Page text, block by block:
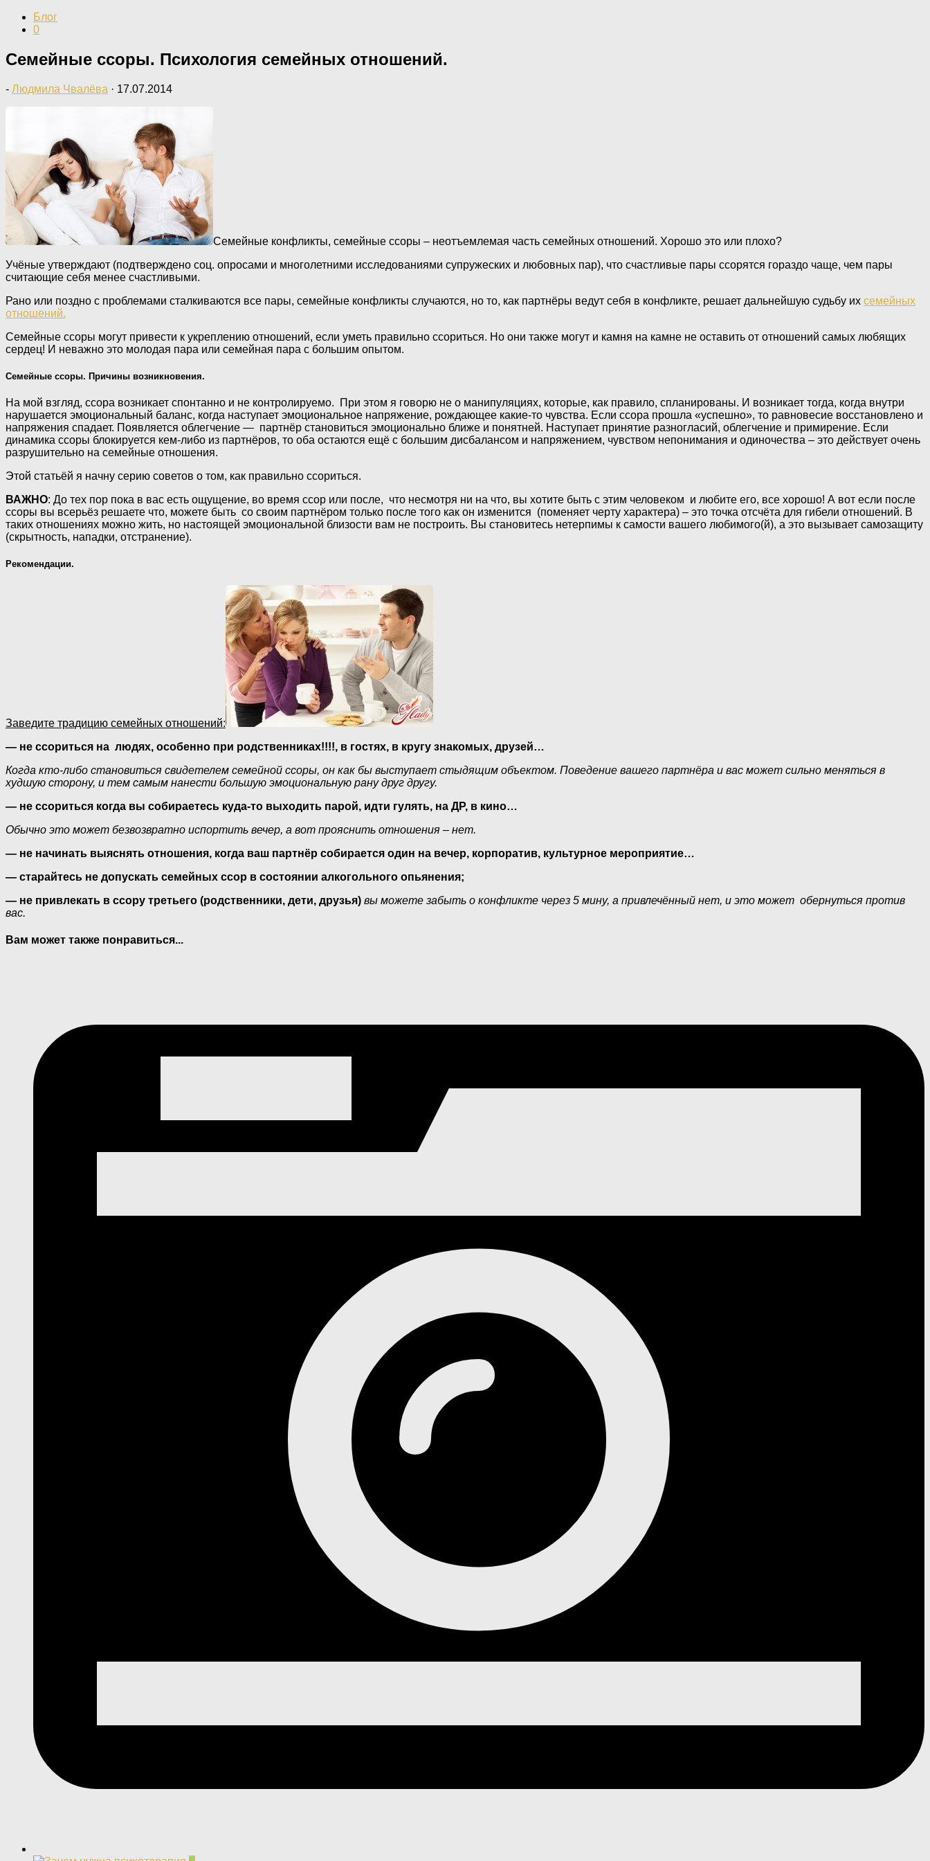
Блог
0
Семейные ссоры. Психология семейных отношений.
- Людмила Чвалёва · 17.07.2014
Семейные конфликты, семейные ссоры – неотъемлемая часть семейных отношений. Хорошо это или плохо?
Учёные утверждают (подтверждено соц. опросами и многолетними исследованиями супружеских и любовных пар), что счастливые пары ссорятся гораздо чаще, чем пары
считающие себя менее счастливыми.
Рано или поздно с проблемами сталкиваются все пары, семейные конфликты случаются, но то, как партнёры ведут себя в конфликте, решает дальнейшую судьбу их семейных
отношений.
Семейные ссоры могут привести к укреплению отношений, если уметь правильно ссориться. Но они также могут и камня на камне не оставить от отношений самых любящих
сердец! И неважно это молодая пара или семейная пара с большим опытом.
Семейные ссоры. Причины возникновения.
На мой взгляд, ссора возникает спонтанно и не контролируемо. При этом я говорю не о манипуляциях, которые, как правило, спланированы. И возникает тогда, когда внутри
нарушается эмоциональный баланс, когда наступает эмоциональное напряжение, рождающее какие-то чувства. Если ссора прошла «успешно», то равновесие восстановлено и
напряжения спадает. Появляется облегчение — партнёр становиться эмоционально ближе и понятней. Наступает принятие разногласий, облегчение и примирение. Если
динамика ссоры блокируется кем-либо из партнёров, то оба остаются ещё с большим дисбалансом и напряжением, чувством непонимания и одиночества – это действует очень
разрушительно на семейные отношения.
Этой статьёй я начну серию советов о том, как правильно ссориться.
ВАЖНО: До тех пор пока в вас есть ощущение, во время ссор или после, что несмотря ни на что, вы хотите быть с этим человеком и любите его, все хорошо! А вот если после
ссоры вы всерьёз решаете что, можете быть со своим партнёром только после того как он изменится (поменяет черту характера) – это точка отсчёта для гибели отношений. В
таких отношениях можно жить, но настоящей эмоциональной близости вам не построить. Вы становитесь нетерпимы к самости вашего любимого(й), а это вызывает самозащиту
(скрытность, нападки, отстранение).
Рекомендации.
Заведите традицию семейных отношений:
— не ссориться на людях, особенно при родственниках!!!!, в гостях, в кругу знакомых, друзей…
Когда кто-либо становиться свидетелем семейной ссоры, он как бы выступает стыдящим объектом. Поведение вашего партнёра и вас может сильно меняться в
худшую сторону, и тем самым нанести большую эмоциональную рану друг другу.
— не ссориться когда вы собираетесь куда-то выходить парой, идти гулять, на ДР, в кино…
Обычно это может безвозвратно испортить вечер, а вот прояснить отношения – нет.
— не начинать выяснять отношения, когда ваш партнёр собирается один на вечер, корпоратив, культурное мероприятие…
— старайтесь не допускать семейных ссор в состоянии алкогольного опьянения;
— не привлекать в ссору третьего (родственники, дети, друзья) вы можете забыть о конфликте через 5 мину, а привлечённый нет, и это может обернуться против
вас.
Вам может также понравиться...